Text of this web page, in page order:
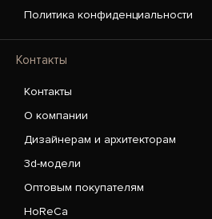
Политика конфиденциальности
Контакты
Контакты
О компании
Дизайнерам и архитекторам
3d-модели
Оптовым покупателям
HoReCa